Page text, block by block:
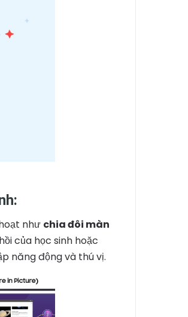
như chia đôi màn
của học sinh hoặc
năng động và thú vị.